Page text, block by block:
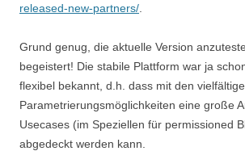
released-new-partners/
Grund genug, die aktuelle Version
begeistert! Die stabile Plattform war ja
flexibel bekannt, d.h. dass mit den
Parametrierungsmöglichkeiten eine große
Usecases (im Speziellen für permissioned
abgedeckt werden kann.